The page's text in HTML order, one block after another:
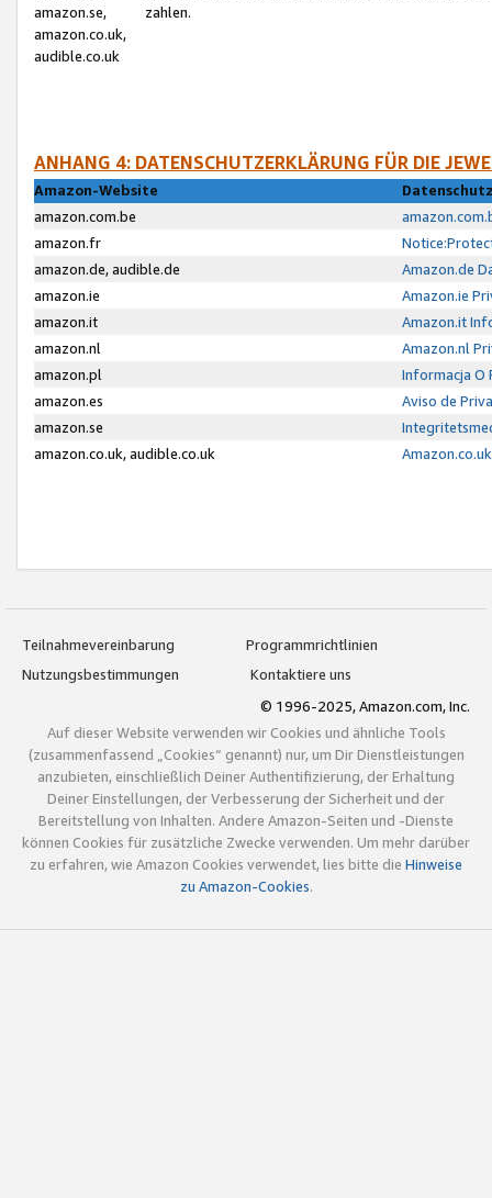
amazon.se,
amazon.co.uk,
audible.co.uk
zahlen.
ANHANG 4: DATENSCHUTZERKLÄRUNG FÜR DIE
Amazon-Website
amazon.com.be
amazon.fr
amazon.de, audible.de
Amazon.de
amazon.ie
Amazon.ie
amazon.it
Amazon.it
amazon.nl
Amazon.nl
amazon.pl
Informacja O
amazon.es
Aviso de
amazon.se
amazon.co.uk, audible.co.uk
Teilnahmevereinbarung
Programmrichtlinien
Nutzungsbestimmungen
Kontaktiere uns
© 1996-2025, Amazon.com, Inc.
Auf dieser Website verwenden wir Cookies und ähnliche Tools
(zusammenfassend „Cookies“ genannt) nur, um Dir Dienstleistungen
anzubieten, einschließlich Deiner Authentifizierung, der Erhaltung
Deiner Einstellungen, der Verbesserung der Sicherheit und der
Bereitstellung von Inhalten. Andere Amazon-Seiten und -Dienste
können Cookies für zusätzliche Zwecke verwenden. Um mehr darüber
zu erfahren, wie Amazon Cookies verwendet, lies bitte die Hinweise
zu Amazon-Cookies.